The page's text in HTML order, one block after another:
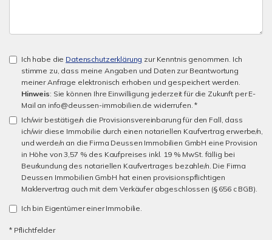
Ich habe die Datenschutzerklärung zur Kenntnis genommen. Ich
stimme zu, dass meine Angaben und Daten zur Beantwortung
meiner Anfrage elektronisch erhoben und gespeichert werden.
Hinweis: Sie können Ihre Einwilligung jederzeit für die Zukunft per E-
Mail an info@deussen-immobilien.de widerrufen. *
Ich/wir bestätige/n die Provisionsvereinbarung für den Fall, dass
ich/wir diese Immobilie durch einen notariellen Kaufvertrag erwerbe/n,
und werde/n an die Firma Deussen Immobilien GmbH eine Provision
in Höhe von 3,57 % des Kaufpreises inkl. 19 % MwSt. fällig bei
Beurkundung des notariellen Kaufvertrages bezahle/n. Die Firma
Deussen Immobilien GmbH hat einen provisionspflichtigen
Maklervertrag auch mit dem Verkäufer abgeschlossen (§ 656 c BGB).
Ich bin Eigentümer einer Immobilie.
* Pflichtfelder